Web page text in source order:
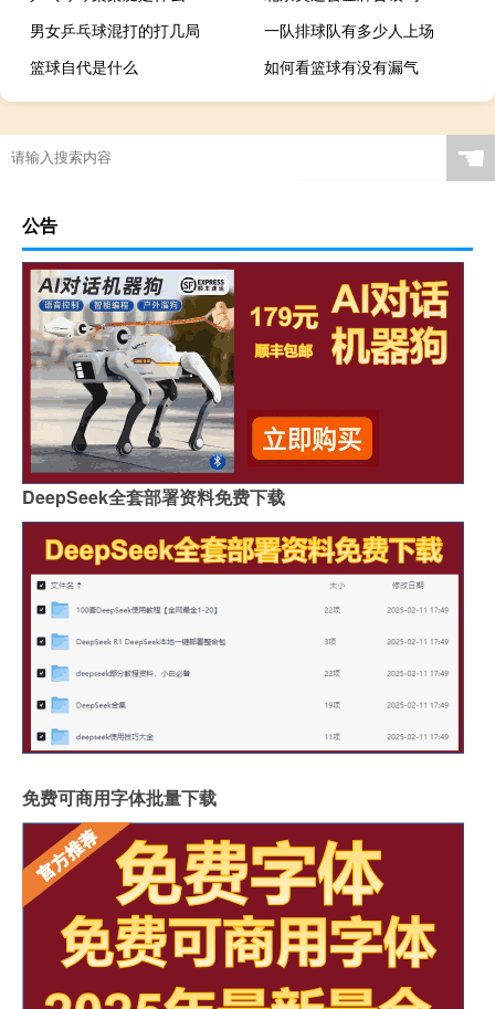
男女乒乓球混打的打几局
一队排球队有多少人上场
篮球自代是什么
如何看篮球有没有漏气
☚
公告
DeepSeek全套部署资料免费下载
免费可商用字体批量下载